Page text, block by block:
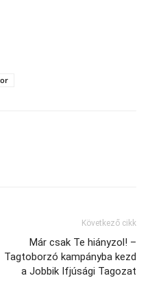
Következő cikk
Már csak Te hiányzol! –
Tagtoborzó kampányba kezd
a Jobbik Ifjúsági Tagozat